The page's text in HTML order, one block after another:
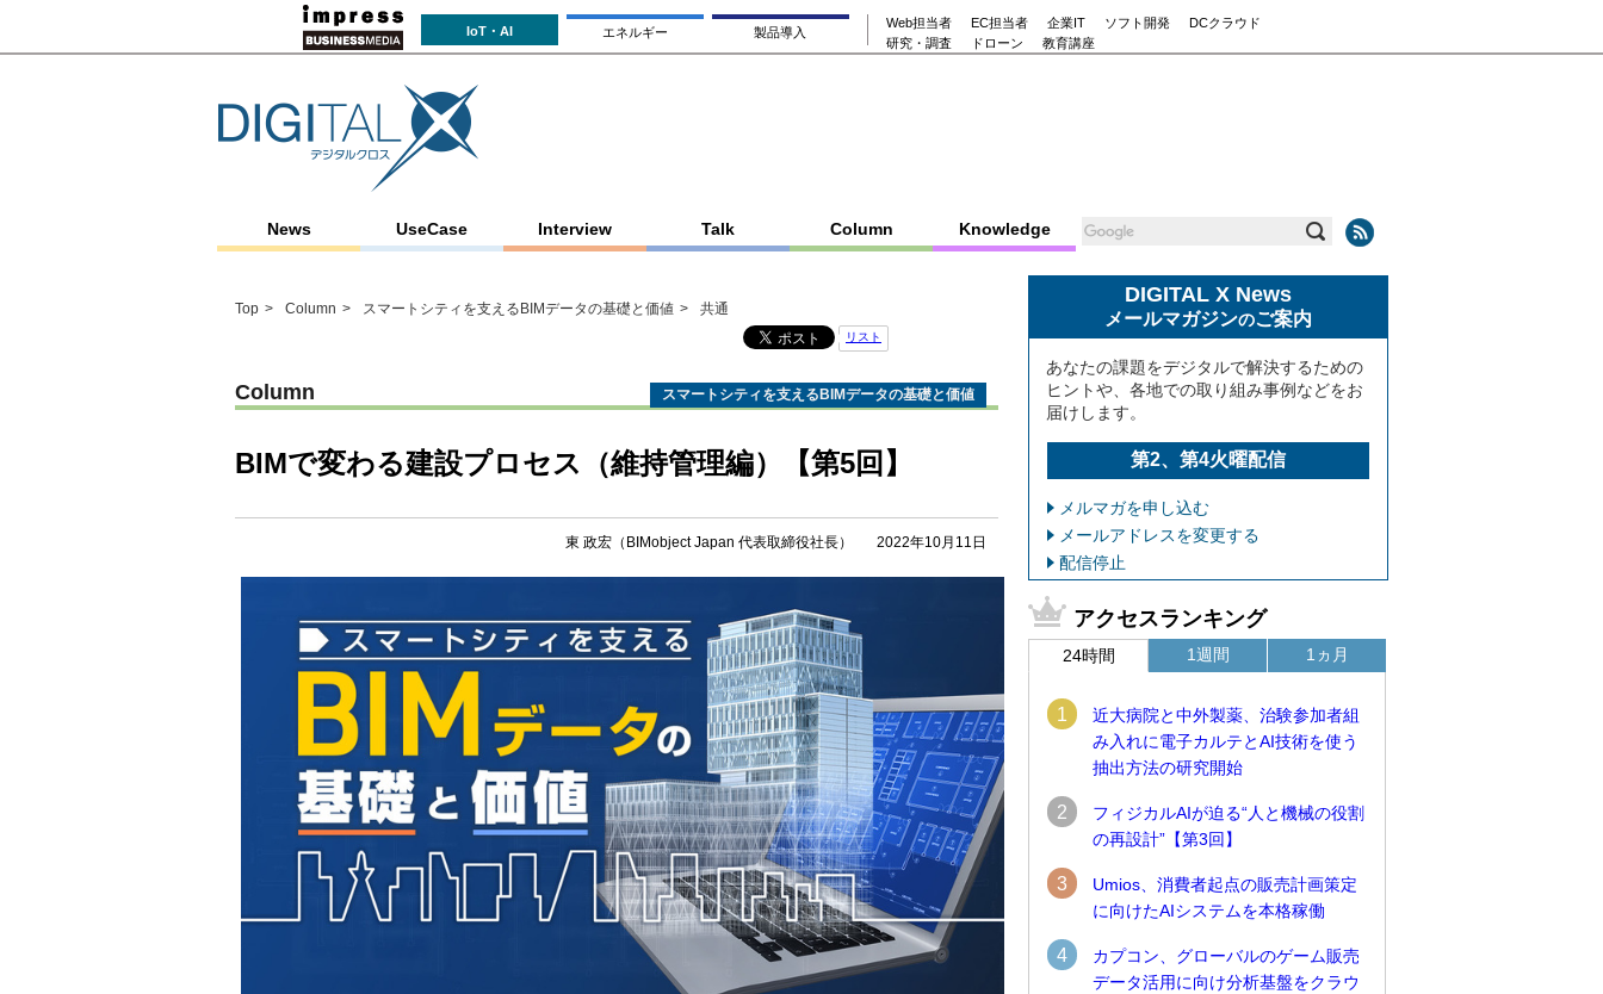
IoT・AI エネルギー 製品導入
Web担当者 EC担当者 企業IT ソフト開発
DCクラウド
研究・調査
ドローン 教育講座
News UseCase Interview Talk Column Knowledge
Top Column スマートシティを支えるBIMデータの基礎と価値 共通
リスト
Column スマートシティを支えるBIMデータの基礎と価値
BIMで変わる建設プロセス（維持管理編）【第5回】
東 政宏（BIMobject Japan 代表取締役社長） 2022年10月11日
DIGITAL X News
メールマガジンのご案内
あなたの課題をデジタルで解決するための
ヒントや、各地での取り組み事例などをお
届けします。
第2、第4火曜配信
メルマガを申し込む
メールアドレスを変更する
配信停止
アクセスランキング
24時間
1
近大病院と中外製薬、治験参加者組
み入れに電子カルテとAI技術を使う
抽出方法の研究開始
2
フィジカルAIが迫る“人と機械の役割
の再設計”【第3回】
3
Umios、消費者起点の販売計画策定
に向けたAIシステムを本格稼働
4
カプコン、グローバルのゲーム販売
データ活用に向け分析基盤をクラウ
1週間 1ヵ月